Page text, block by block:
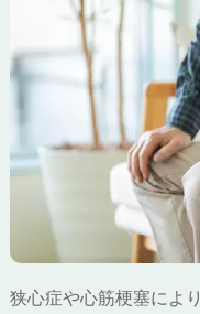
狭心症や心筋梗塞によ